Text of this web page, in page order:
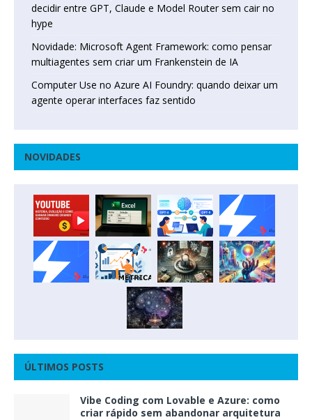
decidir entre GPT, Claude e Model Router sem cair no
hype
Novidade: Microsoft Agent Framework: como pensar
multiagentes sem criar um Frankenstein de IA
Computer Use no Azure AI Foundry: quando deixar um
agente operar interfaces faz sentido
NOVIDADES
ÚLTIMOS POSTS
Vibe Coding com Lovable e Azure: como
criar rápido sem abandonar arquitetura